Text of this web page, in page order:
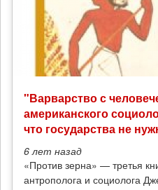
"Варварство с
американского
что государства не
6 лет назад
«Против зерна» — третья
антрополога и социолога